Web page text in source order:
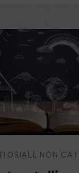
, NON